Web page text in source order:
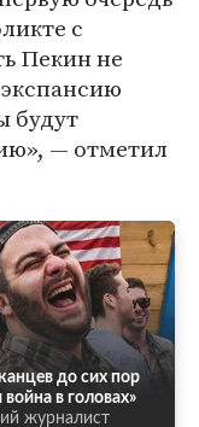
с
Пекин не
будут
— отметил
до сих пор
в головах»
журналист